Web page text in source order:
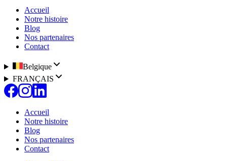
Accueil
Notre histoire
Blog
Nos partenaires
Contact
Belgique
FRANÇAIS
Accueil
Notre histoire
Blog
Nos partenaires
Contact